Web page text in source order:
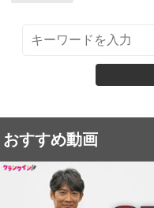
おすすめ動画